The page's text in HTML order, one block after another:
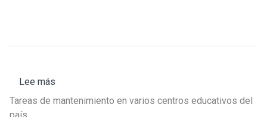
Lee más
Llamado
Tareas de mantenimiento en varios centros educativos del